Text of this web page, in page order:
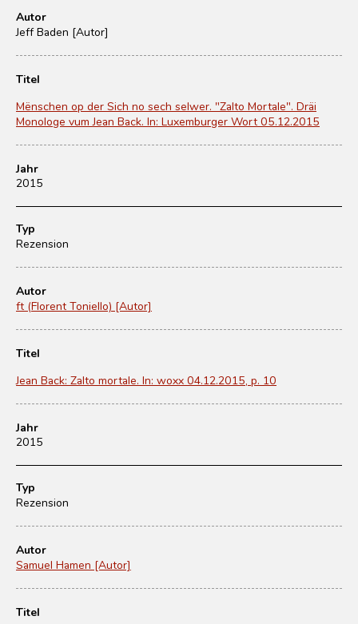
Autor
Jeff Baden [Autor]
Titel
Mënschen op der Sich no sech selwer. "Zalto Mortale". Dräi
Monologe vum Jean Back. In: Luxemburger Wort 05.12.2015
Jahr
2015
Typ
Rezension
Autor
ft (Florent Toniello) [Autor]
Titel
Jean Back: Zalto mortale. In: woxx 04.12.2015, p. 10
Jahr
2015
Typ
Rezension
Autor
Samuel Hamen [Autor]
Titel